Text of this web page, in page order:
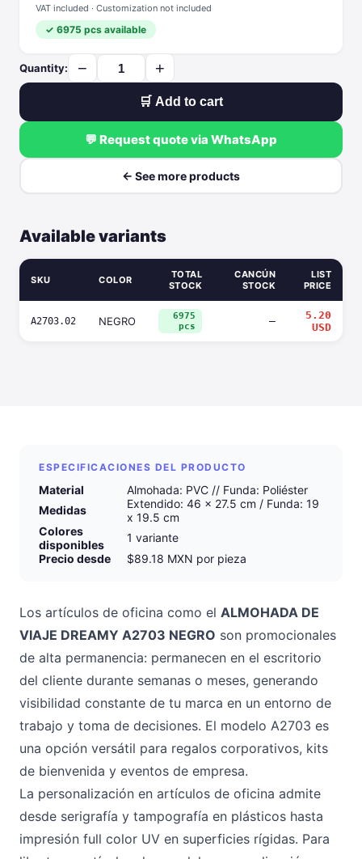
VAT included · Customization not included
✓ 6975 pcs available
Quantity: − +
🛒 Add to cart
💬 Request quote via WhatsApp
← See more products
Available variants
SKU COLOR
TOTAL
STOCK
CANCÚN
STOCK
LIST
PRICE
A2703.02 NEGRO
6975
pcs
—
5.20
USD
ESPECIFICACIONES DEL PRODUCTO
Material
Almohada: PVC // Funda: Poliéster
Medidas
Extendido: 46 x 27.5 cm / Funda: 19
x 19.5 cm
Colores
disponibles
1 variante
Precio desde
$89.18 MXN por pieza
Los artículos de oficina como el ALMOHADA DE
VIAJE DREAMY A2703 NEGRO son promocionales
de alta permanencia: permanecen en el escritorio
del cliente durante semanas o meses, generando
visibilidad constante de tu marca en un entorno de
trabajo y toma de decisiones. El modelo A2703 es
una opción versátil para regalos corporativos, kits
de bienvenida y eventos de empresa.
La personalización en artículos de oficina admite
desde serigrafía y tampografía en plásticos hasta
impresión full color UV en superficies rígidas. Para